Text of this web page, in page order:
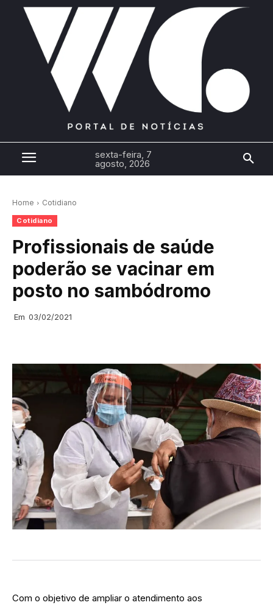
sexta-feira, 7
agosto, 2026
Home Cotidiano
Cotidiano
Profissionais de saúde
poderão se vacinar em
posto no sambódromo
Em 03/02/2021
Com o objetivo de ampliar o atendimento aos